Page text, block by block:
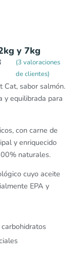
y 7kg
(3 valoraciones
de clientes)
Cat, sabor salmón.
y equilibrada para
con carne de
y enriquecido
naturales.
cuyo aceite
EPA y